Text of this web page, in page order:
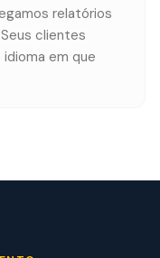
relatórios
clientes
em que